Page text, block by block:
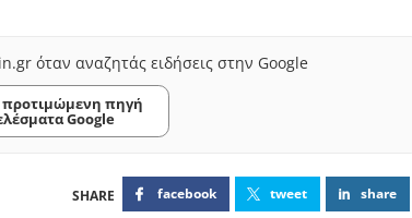
όταν αναζητάς ειδήσεις στην Google
πηγή
Google
facebook tweet share